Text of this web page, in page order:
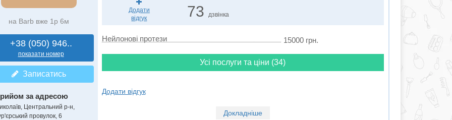
на Barb вже 1р 6м
+38 (050) 946..
показати номер
Записатись
за адресою
Центральний р-н,
провулок, 6
Додати
відгук
73 дзвінка
Нейлонові протези 15000 грн.
Усі послуги та ціни (34)
Додати відгук
Докладніше